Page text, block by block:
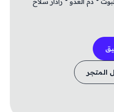
المتجر